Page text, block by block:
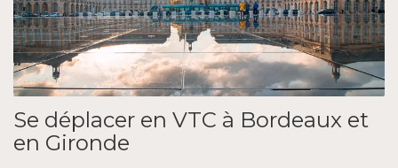
Se déplacer en VTC à Bordeaux et
en Gironde